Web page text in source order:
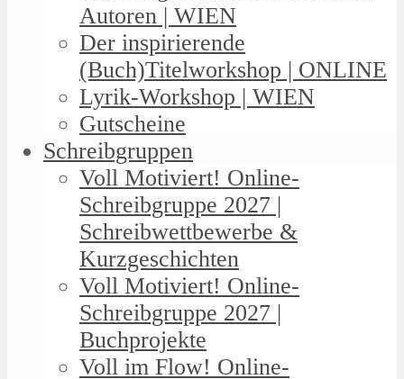
Autoren | WIEN
Der inspirierende
(Buch)Titelworkshop | ONLINE
Lyrik-Workshop | WIEN
Gutscheine
Schreibgruppen
Voll Motiviert! Online-
Schreibgruppe 2027 |
Schreibwettbewerbe &
Kurzgeschichten
Voll Motiviert! Online-
Schreibgruppe 2027 |
Buchprojekte
Voll im Flow! Online-